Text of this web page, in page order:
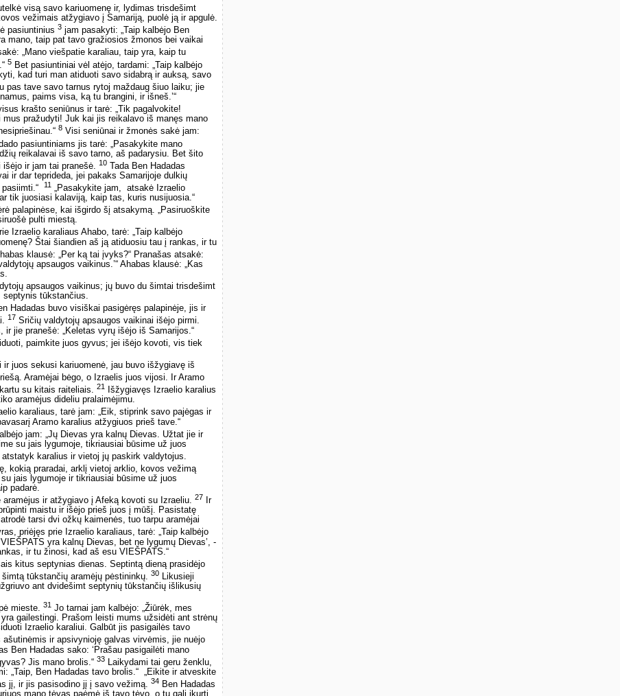
visą savo kariuomenę ir, lydimas trisdešimt
vežimais atžygiavo į Samariją, puolė ją ir apgulė.
pasiuntinius 3 jam pasakyti: „Taip kalbėjo Ben
mano, taip pat tavo gražiosios žmonos bei vaikai
„Mano viešpatie karaliau, taip yra, kaip tu
5 Bet pasiuntiniai vėl atėjo, tardami: „Taip kalbėjo
kad turi man atiduoti savo sidabrą ir auksą, savo
pas tave savo tarnus rytoj maždaug šiuo laiku; jie
paims visa, ką tu brangini, ir išneš.’“
krašto seniūnus ir tarė: „Tik pagalvokite!
pražudyti! Juk kai jis reikalavo iš manęs mano
8 Visi seniūnai ir žmonės sakė jam:
pasiuntiniams jis tarė: „Pasakykite mano
reikalavai iš savo tarno, aš padarysiu. Bet šito
išėjo ir jam tai pranešė. 10 Tada Ben Hadadas
ir dar teprideda, jei pakaks Samarijoje dulkių
11 „Pasakykite jam, ­ atsakė Izraelio
tik juosiasi kalaviją, kaip tas, kuris nusijuosia.“
palapinėse, kai išgirdo šį atsakymą. „Pasiruoškite
pulti miestą.
Izraelio karaliaus Ahabo, tarė: „Taip kalbėjo
Štai šiandien aš ją atiduosiu tau į rankas, ir tu
klausė: „Per ką tai įvyks?“ Pranašas atsakė:
apsaugos vaikinus.’“ Ahabas klausė: „Kas
apsaugos vaikinus; jų buvo du šimtai trisdešimt
septynis tūkstančius.
Hadadas buvo visiškai pasigėręs palapinėje, jis ir
17 Sričių valdytojų apsaugos vaikinai išėjo pirmi.
ir jie pranešė: „Keletas vyrų išėjo iš Samarijos.“
paimkite juos gyvus; jei išėjo kovoti, vis tiek
juos sekusi kariuomenė, jau buvo išžygiavę iš
Aramėjai bėgo, o Izraelis juos vijosi. Ir Aramo
su kitais raiteliais. 21
Išžygiavęs Izraelio karalius
aramėjus dideliu pralaimėjimu.
karaliaus, tarė jam: „Eik, stiprink savo pajėgas ir
Aramo karalius atžygiuos prieš tave.“
jam: „Jų Dievas yra kalnų Dievas. Užtat jie ir
su jais lygumoje, tikriausiai būsime už juos
karalius ir vietoj jų paskirk valdytojus.
kokią praradai, arklį vietoj arklio, kovos vežimą
jais lygumoje ir tikriausiai būsime už juos
padarė.
aramėjus ir atžygiavo į Afeką kovoti su Izraeliu. 27 Ir
maistu ir išėjo prieš juos į mūšį. Pasistatę
tarsi dvi ožkų kaimenės, tuo tarpu aramėjai
priėjęs prie Izraelio karaliaus, tarė: „Taip kalbėjo
yra kalnų Dievas, bet ne lygumų Dievas’,
ir tu žinosi, kad aš esu VIEŠPATS.“
kitus septynias dienas. Septintą dieną prasidėjo
tūkstančių aramėjų pėstininkų. 30 Likusieji
ant dvidešimt septynių tūkstančių išlikusių
mieste. 31 Jo tarnai jam kalbėjo: „Žiūrėk, mes
gailestingi. Prašom leisti mums užsidėti ant strėnų
Izraelio karaliui. Galbūt jis pasigailės tavo
ašutinėmis ir apsivynioję galvas virvėmis, jie nuėjo
Ben Hadadas sako: ‘Prašau pasigailėti mano
Jis mano brolis.“ 33 Laikydami tai geru ženklu,
„Taip, Ben Hadadas tavo brolis.“ ­ „Eikite ir atveskite
jį, ir jis pasisodino jį į savo vežimą. 34 Ben Hadadas
mano tėvas paėmė iš tavo tėvo, o tu gali įkurti